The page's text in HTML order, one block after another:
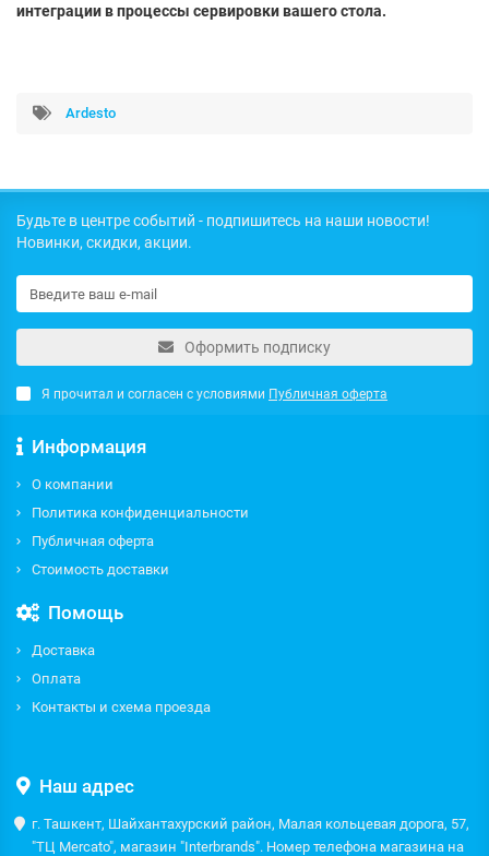
интеграции в процессы сервировки вашего стола.
Ardesto
Будьте в центре событий - подпишитесь на наши новости!
Новинки, скидки, акции.
Оформить подписку
Я прочитал и согласен с условиями Публичная оферта
Информация
О компании
Политика конфиденциальности
Публичная оферта
Стоимость доставки
Помощь
Доставка
Оплата
Контакты и схема проезда
Наш адрес
г. Ташкент, Шайхантахурский район, Малая кольцевая дорога, 57,
"ТЦ Mercato", магазин "Interbrands". Номер телефона магазина на